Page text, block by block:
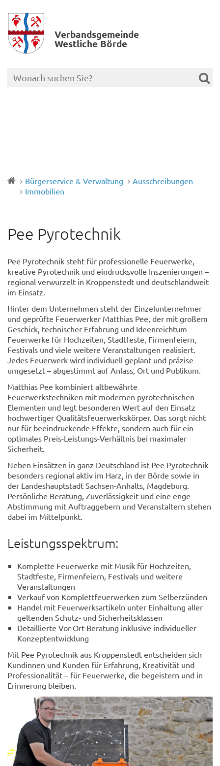
Verbands­gemeinde
Westliche Börde
Bürgerservice & Verwaltung
Ausschreibungen
Immobilien
Pee Pyrotechnik
Pee Pyrotechnik steht für professionelle Feuerwerke,
kreative Pyrotechnik und eindrucksvolle Inszenierungen –
regional verwurzelt in Kroppenstedt und deutschlandweit
im Einsatz.
Hinter dem Unternehmen steht der Einzelunternehmer
und geprüfte Feuerwerker Matthias Pee, der mit großem
Geschick, technischer Erfahrung und Ideenreichtum
Feuerwerke für Hochzeiten, Stadtfeste, Firmenfeiern,
Festivals und viele weitere Veranstaltungen realisiert.
Jedes Feuerwerk wird individuell geplant und präzise
umgesetzt – abgestimmt auf Anlass, Ort und Publikum.
Matthias Pee kombiniert altbewährte
Feuerwerkstechniken mit modernen pyrotechnischen
Elementen und legt besonderen Wert auf den Einsatz
hochwertiger Qualitätsfeuerwerkskörper. Das sorgt nicht
nur für beeindruckende Effekte, sondern auch für ein
optimales Preis-Leistungs-Verhältnis bei maximaler
Sicherheit.
Neben Einsätzen in ganz Deutschland ist Pee Pyrotechnik
besonders regional aktiv im Harz, in der Börde sowie in
der Landeshauptstadt Sachsen-Anhalts, Magdeburg.
Persönliche Beratung, Zuverlässigkeit und eine enge
Abstimmung mit Auftraggebern und Veranstaltern stehen
dabei im Mittelpunkt.
Leistungsspektrum:
Komplette Feuerwerke mit Musik für Hochzeiten,
Stadtfeste, Firmenfeiern, Festivals und weitere
Veranstaltungen
Verkauf von Komplettfeuerwerken zum Selberzünden
Handel mit Feuerwerksartikeln unter Einhaltung aller
geltenden Schutz- und Sicherheitsklassen
Detaillierte Vor-Ort-Beratung inklusive individueller
Konzeptentwicklung
Mit Pee Pyrotechnik aus Kroppenstedt entscheiden sich
Kundinnen und Kunden für Erfahrung, Kreativität und
Professionalität – für Feuerwerke, die begeistern und in
Erinnerung bleiben.